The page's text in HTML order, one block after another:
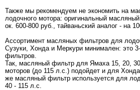
Также мы рекомендуем не экономить на
лодочного мотора: оригинальный
ок. 600-800 руб., тайваньский аналог - на
Ассортимент масляных фильтров для
Сузуки, Хонда и Меркури минимален: это
фильтров.
Так, масляный фильтр для Ямаха 15, 20,
моторов (до 115 л.с.) подойдет и для
же масляный фильтр используется для
40 - 115 л.с.